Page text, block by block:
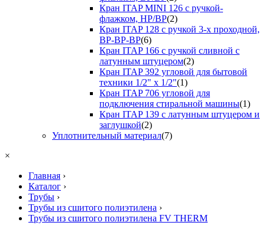
Кран ITAP MINI 126 с ручкой-
флажком, НР/ВР(2)
Кран ITAP 128 с ручкой 3-х проходной,
ВР-ВР-ВР(6)
Кран ITAP 166 с ручкой сливной с
латунным штуцером(2)
Кран ITAP 392 угловой для бытовой
техники 1/2" х 1/2"(1)
Кран ITAP 706 угловой для
подключения стиральной машины(1)
Кран ITAP 139 с латунным штуцером и
заглушкой(2)
Уплотнительный материал(7)
×
Главная ›
Каталог ›
Трубы ›
Трубы из сшитого полиэтилена ›
Трубы из сшитого полиэтилена FV THERM